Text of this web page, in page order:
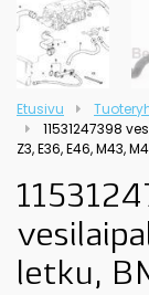
Etusivu
11531247398
Z3, E36, E46, M43,
letku,